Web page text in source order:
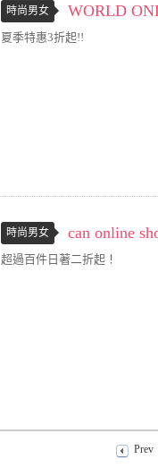
時尚男女 WORLD
夏季特惠3折起!!
時尚男女 can online
超過百件日著二折起！
Prev